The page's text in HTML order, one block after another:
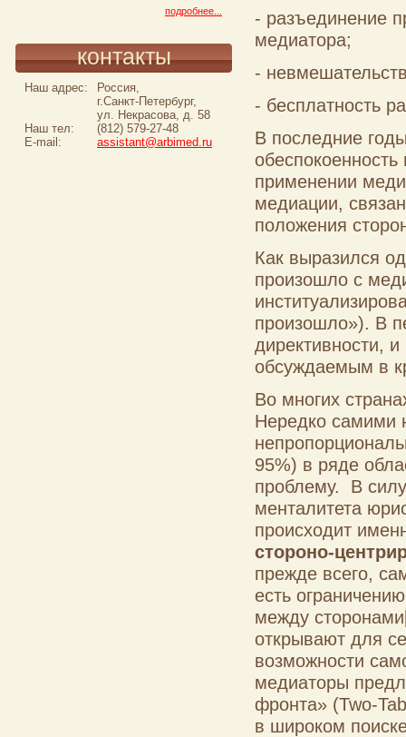
подробнее...
контакты
Наш адрес:
Россия,
г.Санкт-Петербург,
ул. Некрасова, д. 58
Наш тел:
(812) 579-27-48
E-mail:
assistant@arbimed.ru
- разъединение
медиатора;
-
- бесплатность
В последние
применении
медиации,
положения
Как выразился
произошло с
произошло»). В
директивности,
обсуждаемым в
Во многих
Нередко самими
95%) в ряде
проблему. В
менталитета
происходит
стороно-
прежде всего,
есть
между сторонами
открывают для
возможности
медиаторы
фронта» (Two-
в широком